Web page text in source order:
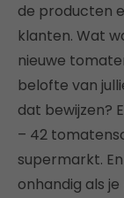
de producten
klanten. Wat
nieuwe
belofte van
dat bewijzen?
– 42
supermarkt.
onhandig als